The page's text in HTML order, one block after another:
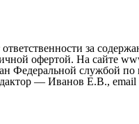
за
офертой. На сайте
службой по
— Иванов Е.В., email